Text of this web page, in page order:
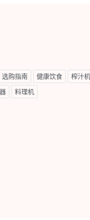
选购指南 健康饮食 榨汁机
料理机